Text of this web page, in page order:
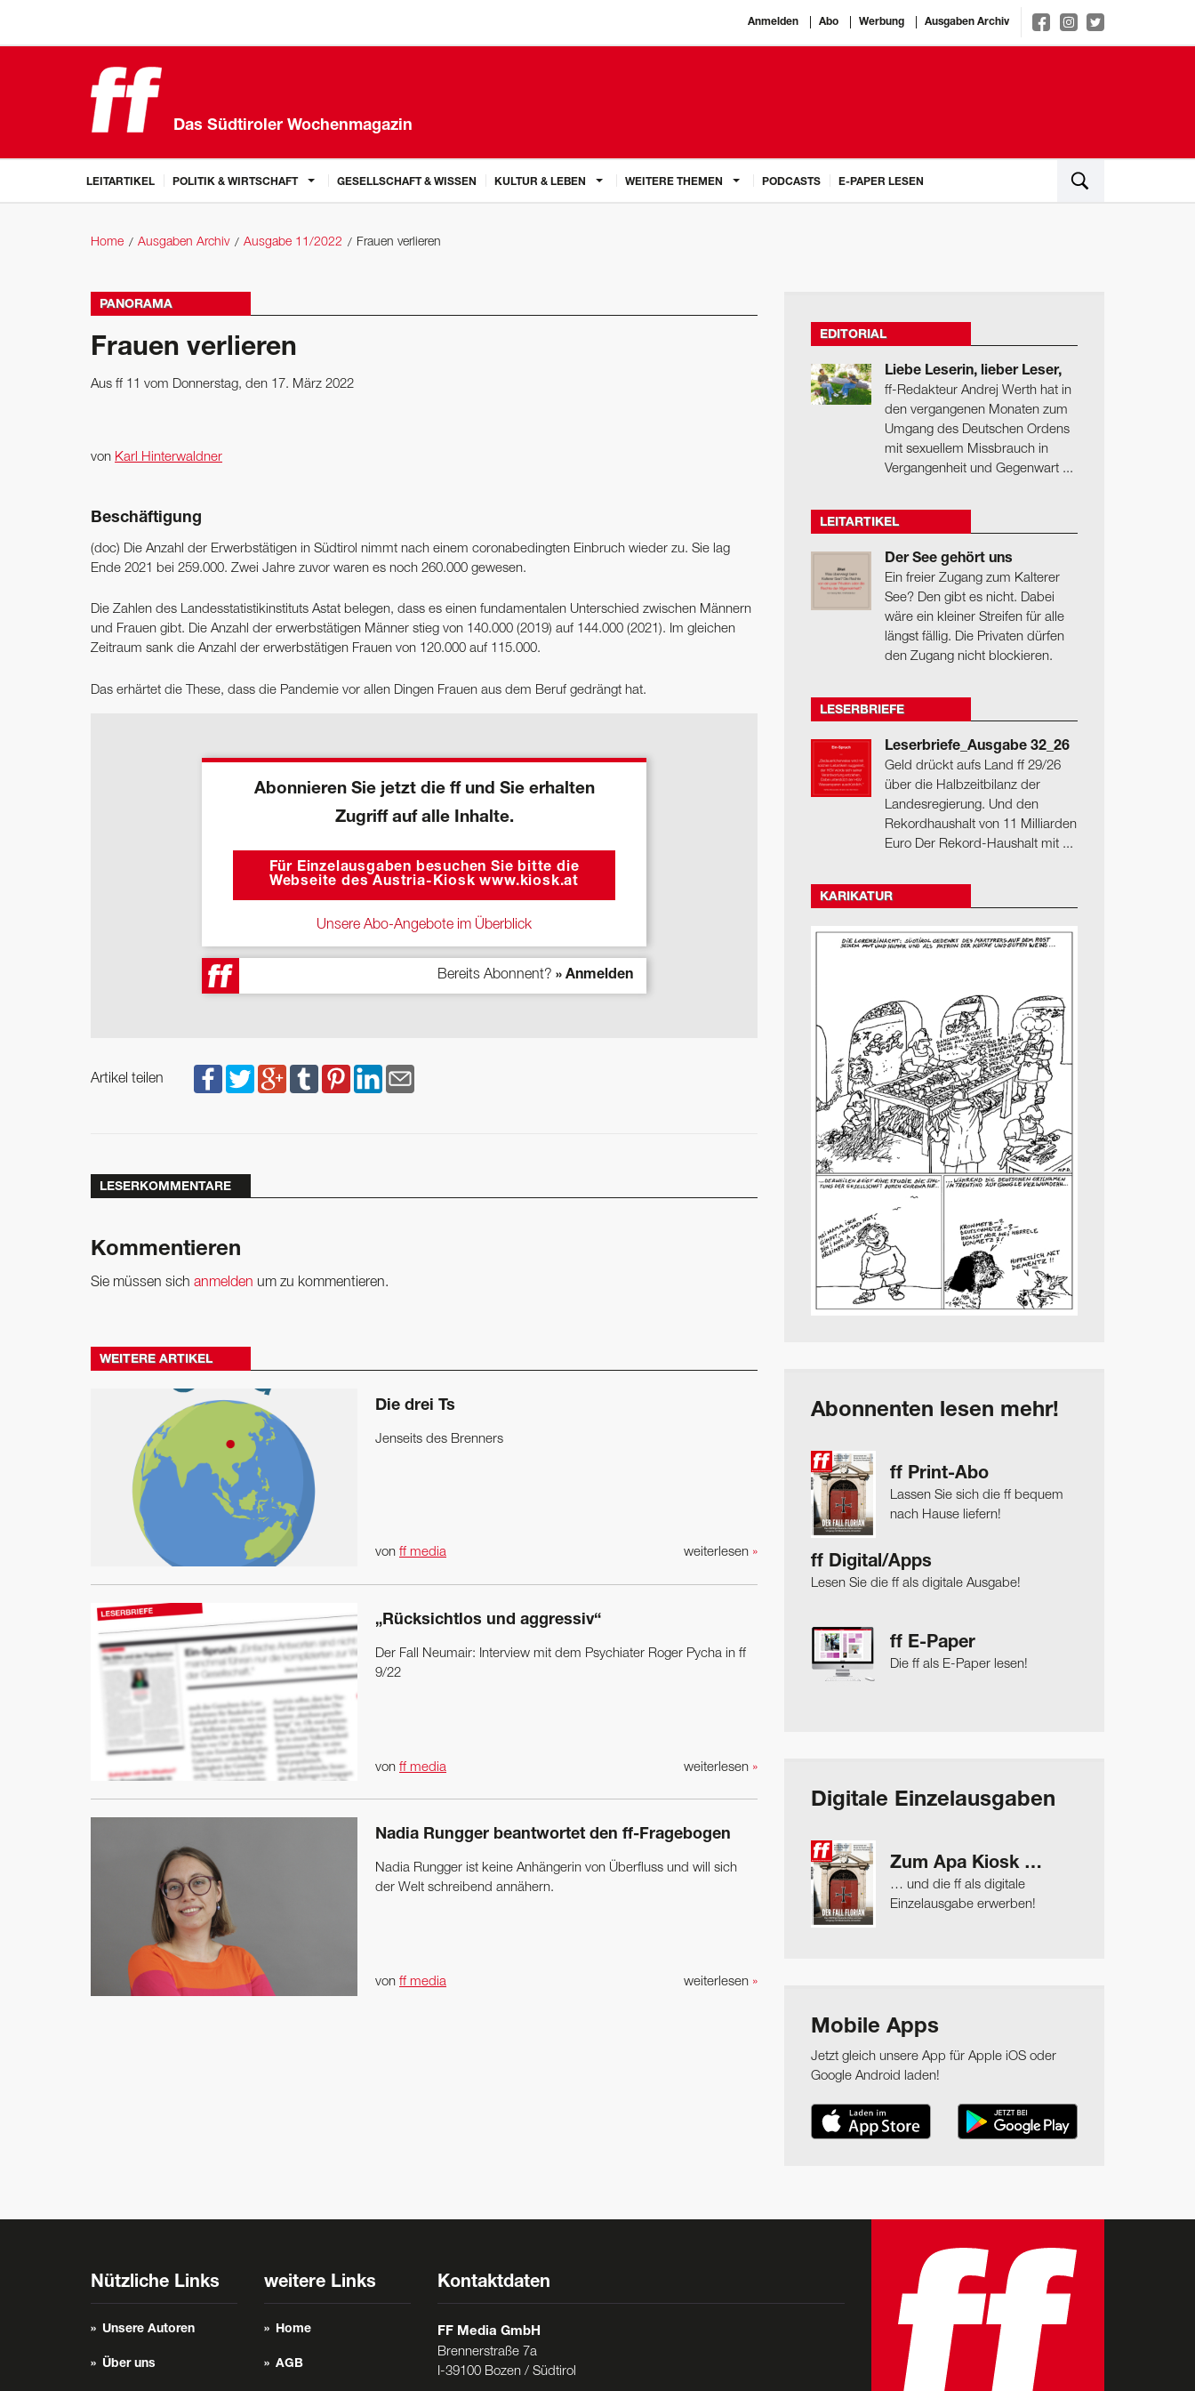
Anmelden Abo Werbung Ausgaben Archiv
Das Südtiroler Wochenmagazin
LEITARTIKEL POLITIK & WIRTSCHAFT GESELLSCHAFT & WISSEN KULTUR & LEBEN WEITERE THEMEN PODCASTS E-PAPER LESEN
Home Ausgaben Archiv Ausgabe 11/2022 Frauen verlieren
PANORAMA
Frauen verlieren
Aus ff 11 vom Donnerstag, den 17. März 2022
von Karl Hinterwaldner
Beschäftigung
(doc) Die Anzahl der Erwerbstätigen in Südtirol nimmt nach einem coronabedingten Einbruch wieder zu. Sie lag
Ende 2021 bei 259.000. Zwei Jahre zuvor waren es noch 260.000 gewesen.
Die Zahlen des Landesstatistikinstituts Astat belegen, dass es einen fundamentalen Unterschied zwischen Männern
und Frauen gibt. Die Anzahl der erwerbstätigen Männer stieg von 140.000 (2019) auf 144.000 (2021). Im gleichen
Zeitraum sank die Anzahl der erwerbstätigen Frauen von 120.000 auf 115.000.
Das erhärtet die These, dass die Pandemie vor allen Dingen Frauen aus dem Beruf gedrängt hat.
Abonnieren Sie jetzt die ff und Sie erhalten
Zugriff auf alle Inhalte.
Für Einzelausgaben besuchen Sie bitte die
Webseite des Austria-Kiosk www.kiosk.at
Unsere Abo-Angebote im Überblick
Bereits Abonnent? » Anmelden
Artikel teilen
LESERKOMMENTARE
Kommentieren
Sie müssen sich anmelden um zu kommentieren.
WEITERE ARTIKEL
Die drei Ts
Jenseits des Brenners
weiterlesen »
von ff media
„Rücksichtlos und aggressiv“
Der Fall Neumair: Interview mit dem Psychiater Roger Pycha in ff
9/22
weiterlesen »
von ff media
Nadia Rungger beantwortet den ff-Fragebogen
Nadia Rungger ist keine Anhängerin von Überfluss und will sich
der Welt schreibend annähern.
weiterlesen »
von ff media
EDITORIAL
Liebe Leserin, lieber Leser,
ff-Redakteur Andrej Werth hat in
den vergangenen Monaten zum
Umgang des Deutschen Ordens
mit sexuellem Missbrauch in
Vergangenheit und Gegenwart ...
LEITARTIKEL
Der See gehört uns
Ein freier Zugang zum Kalterer
See? Den gibt es nicht. Dabei
wäre ein kleiner Streifen für alle
längst fällig. Die Privaten dürfen
den Zugang nicht blockieren.
LESERBRIEFE
Leserbriefe_Ausgabe 32_26
Geld drückt aufs Land ff 29/26
über die Halbzeitbilanz der
Landesregierung. Und den
Rekordhaushalt von 11 Milliarden
Euro Der Rekord-Haushalt mit ...
KARIKATUR
Abonnenten lesen mehr!
ff Print-Abo
Lassen Sie sich die ff bequem
nach Hause liefern!
ff Digital/Apps
Lesen Sie die ff als digitale Ausgabe!
ff E-Paper
Die ff als E-Paper lesen!
Digitale Einzelausgaben
Zum Apa Kiosk …
… und die ff als digitale
Einzelausgabe erwerben!
Mobile Apps
Jetzt gleich unsere App für Apple iOS oder
Google Android laden!
Nützliche Links
Unsere Autoren
Über uns
weitere Links
Home
AGB
Kontaktdaten
FF Media GmbH
Brennerstraße 7a
I-39100 Bozen / Südtirol